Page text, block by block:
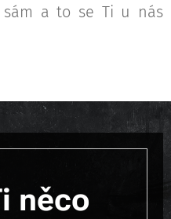
sám a to se Ti u nás
něco